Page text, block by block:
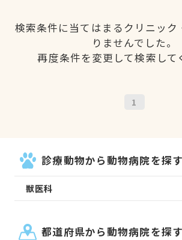
検索条件に当てはまるクリニック
りませんでした。
再度条件を変更して検索して
1
診療動物から動物病院を探す
獣医科
都道府県から動物病院を探す